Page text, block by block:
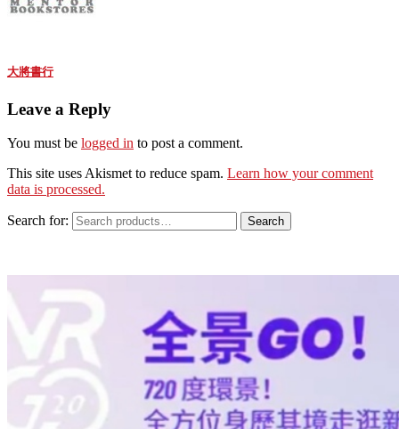
大將書行
Leave a Reply
You must be logged in to post a comment.
This site uses Akismet to reduce spam. Learn how your comment
data is processed.
Search for: Search